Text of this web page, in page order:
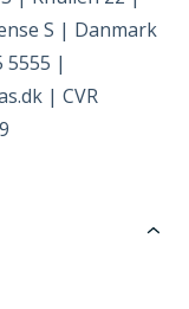
S | Danmark
5555 |
| CVR